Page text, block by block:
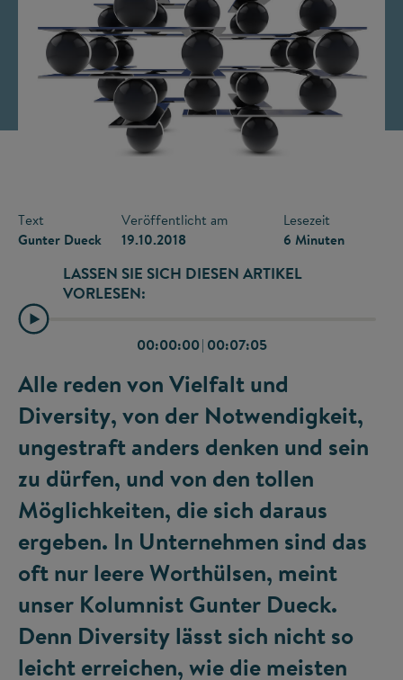
Text
Gunter Dueck
Veröffentlicht am
19.10.2018
Lesezeit
6 Minuten
LASSEN SIE SICH DIESEN ARTIKEL
VORLESEN:
00:00:00| 00:07:05
Alle reden von Vielfalt und
Diversity, von der Notwendigkeit,
ungestraft anders denken und sein
zu dürfen, und von den tollen
Möglichkeiten, die sich daraus
ergeben. In Unternehmen sind das
oft nur leere Worthülsen, meint
unser Kolumnist Gunter Dueck.
Denn Diversity lässt sich nicht so
leicht erreichen, wie die meisten